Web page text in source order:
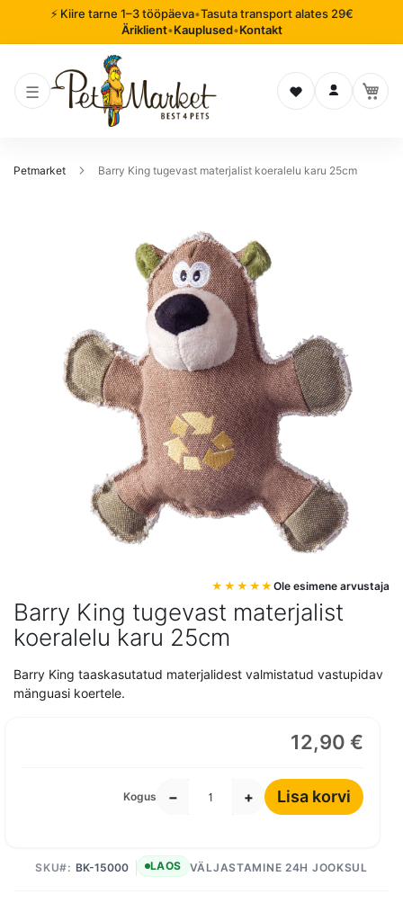
⚡ Kiire tarne 1–3 tööpäeva•Tasuta transport alates 29€
Äriklient•Kauplused•Kontakt
Soovinimekiri
Logi sisse
Petmarket Barry King tugevast materjalist koeralelu karu 25cm
Barry King tugevast materjalist
koeralelu karu 25cm
Ole esimene arvustaja
Barry King taaskasutatud materjalidest valmistatud vastupidav
mänguasi koertele.
12,90 €
Kogus − + Lisa korvi
VÄLJASTAMINE 24H JOOKSUL
SKU BK-15000 LAOS
pildigalerii
algusesse